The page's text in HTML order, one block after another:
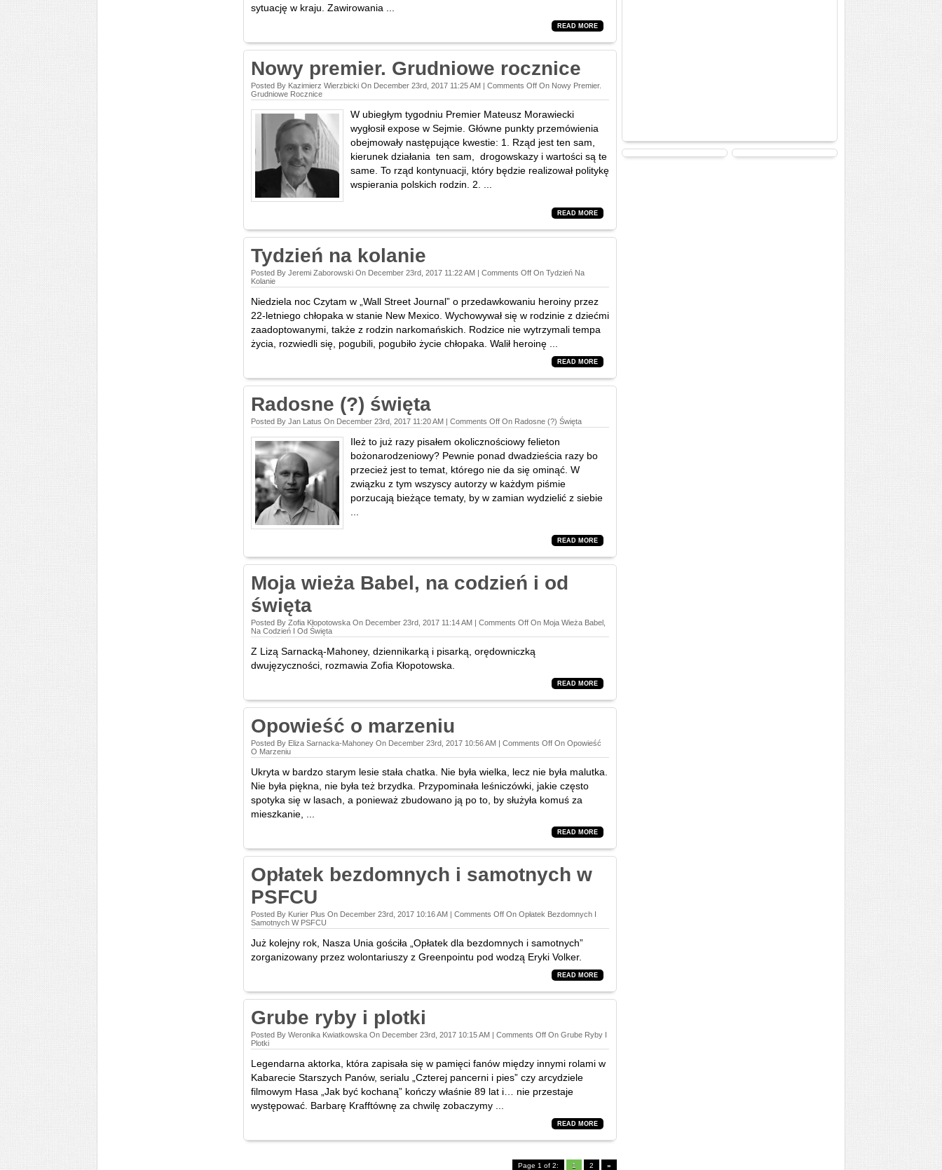
sytuację w kraju. Zawirowania ...
READ MORE
Nowy premier. Grudniowe rocznice
Posted By Kazimierz Wierzbicki On December 23rd, 2017 11:25 AM | Comments Off On Nowy Premier.
Grudniowe Rocznice
W ubiegłym tygodniu Premier Mateusz Morawiecki
wygłosił expose w Sejmie. Główne punkty przemówienia
obejmowały następujące kwestie: 1. Rząd jest ten sam,
kierunek działania ten sam, drogowskazy i wartości są te
same. To rząd kontynuacji, który będzie realizował politykę
wspierania polskich rodzin. 2. ...
READ MORE
Tydzień na kolanie
Posted By Jeremi Zaborowski On December 23rd, 2017 11:22 AM | Comments Off On Tydzień Na
Kolanie
Niedziela noc Czytam w „Wall Street Journal” o przedawkowaniu heroiny przez
22-letniego chłopaka w stanie New Mexico. Wychowywał się w rodzinie z dziećmi
zaadoptowanymi, także z rodzin narkomańskich. Rodzice nie wytrzymali tempa
życia, rozwiedli się, pogubili, pogubiło życie chłopaka. Walił heroinę ...
READ MORE
Radosne (?) święta
Posted By Jan Latus On December 23rd, 2017 11:20 AM | Comments Off On Radosne (?) Święta
Ileż to już razy pisałem okolicznościowy felieton
bożonarodzeniowy? Pewnie ponad dwadzieścia razy bo
przecież jest to temat, którego nie da się ominąć. W
związku z tym wszyscy autorzy w każdym piśmie
porzucają bieżące tematy, by w zamian wydzielić z siebie
READ MORE
Moja wieża Babel, na codzień i od
święta
Posted By Zofia Kłopotowska On December 23rd, 2017 11:14 AM | Comments Off On Moja Wieża Babel,
Na Codzień I Od Święta
Z Lizą Sarnacką-Mahoney, dziennikarką i pisarką, orędowniczką
dwujęzyczności, rozmawia Zofia Kłopotowska.
READ MORE
Opowieść o marzeniu
Posted By Eliza Sarnacka-Mahoney On December 23rd, 2017 10:56 AM | Comments Off On Opowieść
O Marzeniu
Ukryta w bardzo starym lesie stała chatka. Nie była wielka, lecz nie była malutka.
Nie była piękna, nie była też brzydka. Przypominała leśniczówki, jakie często
spotyka się w lasach, a ponieważ zbudowano ją po to, by służyła komuś za
mieszkanie, ...
READ MORE
Opłatek bezdomnych i samotnych w
PSFCU
Posted By Kurier Plus On December 23rd, 2017 10:16 AM | Comments Off On Opłatek Bezdomnych I
Samotnych W PSFCU
Już kolejny rok, Nasza Unia gościła „Opłatek dla bezdomnych i samotnych”
zorganizowany przez wolontariuszy z Greenpointu pod wodzą Eryki Volker.
READ MORE
Grube ryby i plotki
Posted By Weronika Kwiatkowska On December 23rd, 2017 10:15 AM | Comments Off On Grube Ryby I
Plotki
Legendarna aktorka, która zapisała się w pamięci fanów między innymi rolami w
Kabarecie Starszych Panów, serialu „Czterej pancerni i pies” czy arcydziele
filmowym Hasa „Jak być kochaną” kończy właśnie 89 lat i… nie przestaje
występować. Barbarę Krafftównę za chwilę zobaczymy ...
READ MORE
Page 1 of 2: 1 2 »